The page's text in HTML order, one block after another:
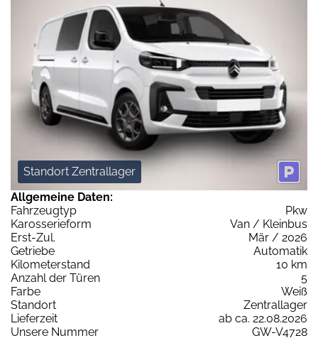
Standort Zentrallager
Allgemeine Daten:
Fahrzeugtyp
Pkw
Karosserieform
Van / Kleinbus
Erst-Zul.
Mär / 2026
Getriebe
Automatik
Kilometerstand
10 km
Anzahl der Türen
5
Farbe
Weiß
Standort
Zentrallager
Lieferzeit
ab ca. 22.08.2026
Unsere Nummer
GW-V4728